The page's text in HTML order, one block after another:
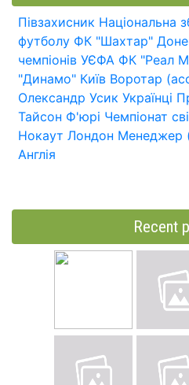
Півзахисник Національна
футболу ФК "Шахтар"
чемпіонів УЄФА ФК "Реал
"Динамо" Київ Воротар
Олександр Усик Українці
Тайсон Ф'юрі Чемпіонат
Нокаут Лондон Менеджер
Англія
Recent